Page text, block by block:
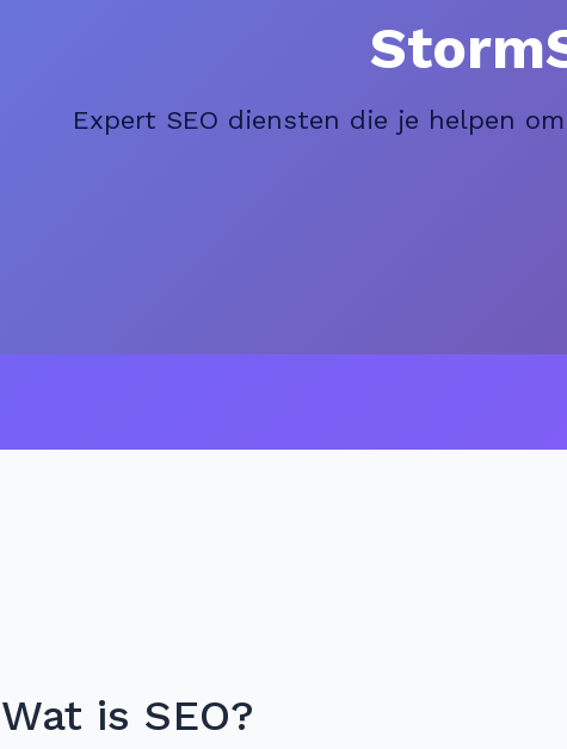
Expert SEO diensten die je helpen
Wat is SEO?